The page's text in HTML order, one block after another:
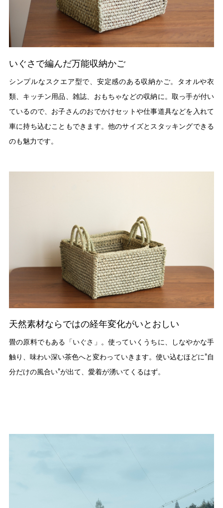
いぐさで編んだ万能収納かご
シンプルなスクエア型で、安定感のある収納かご。タオルや衣
類、キッチン用品、雑誌、おもちゃなどの収納に。取っ手が付い
ているので、お子さんのおでかけセットや仕事道具などを入れて
車に持ち込むこともできます。他のサイズとスタッキングできる
のも魅力です。
天然素材ならではの経年変化がいとおしい
畳の原料でもある「いぐさ」。使っていくうちに、しなやかな手
触り、味わい深い茶色へと変わっていきます。使い込むほどに”自
分だけの風合い”が出て、愛着が湧いてくるはず。